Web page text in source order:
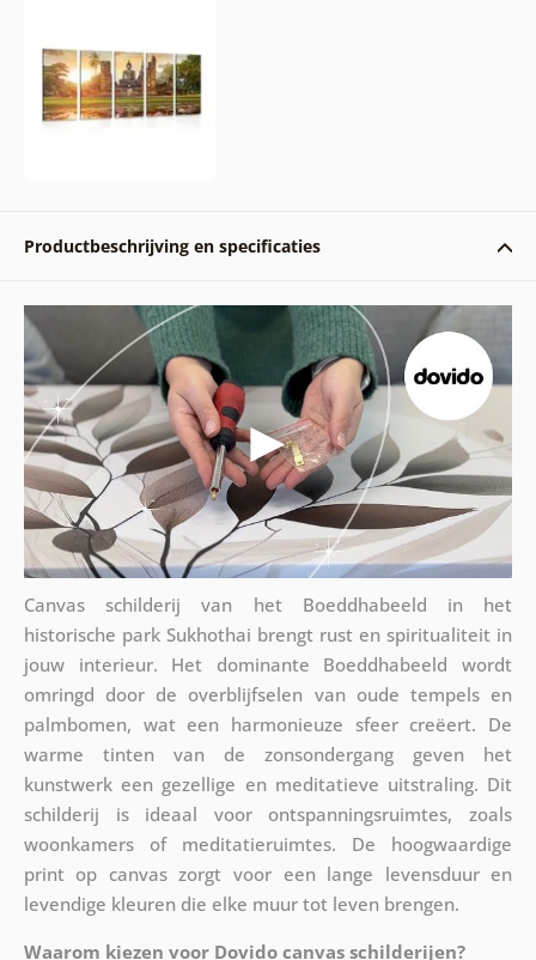
Productbeschrijving en specificaties
Canvas schilderij van het Boeddhabeeld in het
historische park Sukhothai brengt rust en spiritualiteit in
jouw interieur. Het dominante Boeddhabeeld wordt
omringd door de overblijfselen van oude tempels en
palmbomen, wat een harmonieuze sfeer creëert. De
warme tinten van de zonsondergang geven het
kunstwerk een gezellige en meditatieve uitstraling. Dit
schilderij is ideaal voor ontspanningsruimtes, zoals
woonkamers of meditatieruimtes. De hoogwaardige
print op canvas zorgt voor een lange levensduur en
levendige kleuren die elke muur tot leven brengen.
Waarom kiezen voor Dovido canvas schilderijen?